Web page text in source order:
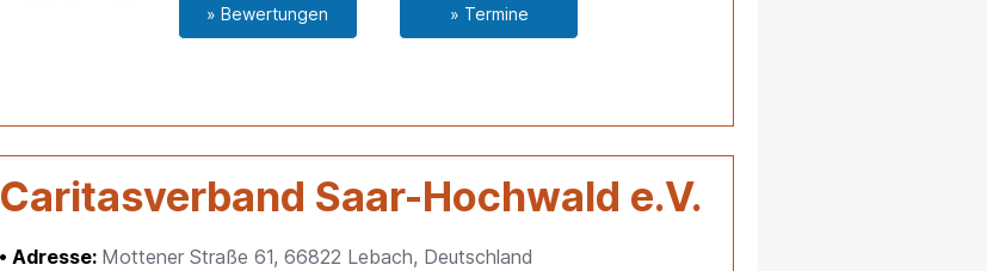
» Bewertungen » Termine
Caritasverband Saar-Hochwald e.V.
Adresse: Mottener Straße 61, 66822 Lebach, Deutschland